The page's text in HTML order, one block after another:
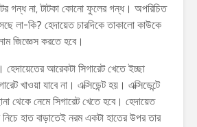
গন্ধ না, টাটকা কোনো ফুলের গন্ধ। অপরিচিত
লা-কি? হেদায়েত চারদিকে তাকালো কাউকে
জিজ্ঞেস করতে হবে।
আরেকটা সিগারেট খেতে ইচ্ছা
খাওয়া যাবে না। এক্সিডেন্ট হয়। এক্সিডেন্টে
থেকে নেমে সিগারেট খেতে হবে। হেদায়েত
নিচে হাত বাড়াতেই নরম একটা হাতের উপর তার